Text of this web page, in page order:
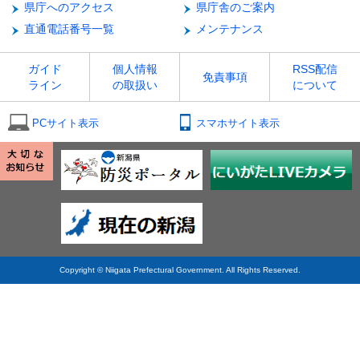
県庁へのアクセス
県庁舎のご案内
直通電話番号一覧
メンテナンス
ガイド
ライン
個人情報
の取扱い
免責事項
RSS配信
について
PCサイト表示 スマホサイト表示
Copyright © Niigata Prefectural Government. All Rights Reserved.